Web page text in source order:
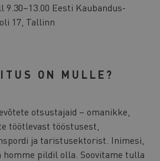
Eesti Kaubandus-
17, Tallinn
ON MULLE?
otsustajaid – omanikke,
töötlevast tööstusest,
ja taristusektorist. Inimesi,
pildil olla. Soovitame tulla